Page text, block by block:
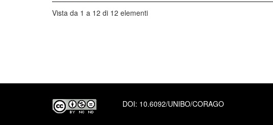
Vista da 1 a 12 di 12 elementi
DOI: 10.6092/UNIBO/CORAGO